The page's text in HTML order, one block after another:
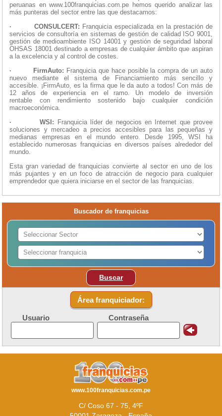
peruanas en www.100franquicias.com.pe hemos querido analizar las
más punteras del sector entre las que destacamos:
·CONSULCERT: Franquicia especializada en la prestación de
servicios de consultoría en sistemas de gestión de calidad ISO 9001,
gestión de medioambiente ISO 14001 y gestión de seguridad laboral
OHSAS 18001 destinado a empresas de cualquier ámbito que aspiran
a la excelencia y al control de costes.
·
FirmAuto: Franquicia que hace posible la compra de un auto
nuevo mediante el sistema de Financiamiento más sencillo y
accesible. ¡FirmAuto, es la firma que le da auto a todos! Con más de
12 años de experiencia en el ramo. Un modelo de inversión
rentable con rendimiento sostenido bajo cualquier condición
macroeconómica.
·WSI: Franquicia líder de negocios en Internet que provee
soluciones y mercadeo a precios accesibles para las pequeñas y
medianas empresas en el mundo entero. Desde 1995, WSI ha
establecido numerosas franquicias en diversos países alrededor del
mundo.
Esta gran variedad de franquicias convierte al sector en uno de los
más pujantes y en un foco de atracción de negocio para cualquier
emprendedor que quiera iniciarse en el sector de las franquicias.
Buscador de franquicias
Buscar
Área franquiciador:
Usuario Contraseña
www.100franquicias.com.pe
C/ Coso 67 - 75, 4ºF